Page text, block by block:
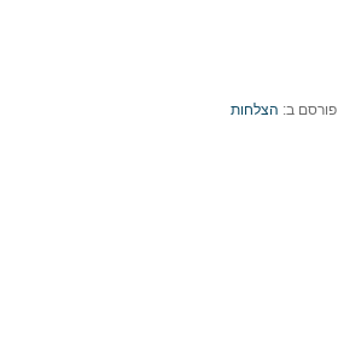
פורסם ב: הצלחות